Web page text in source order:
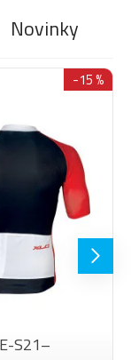
Novinky
-15 %
S21–